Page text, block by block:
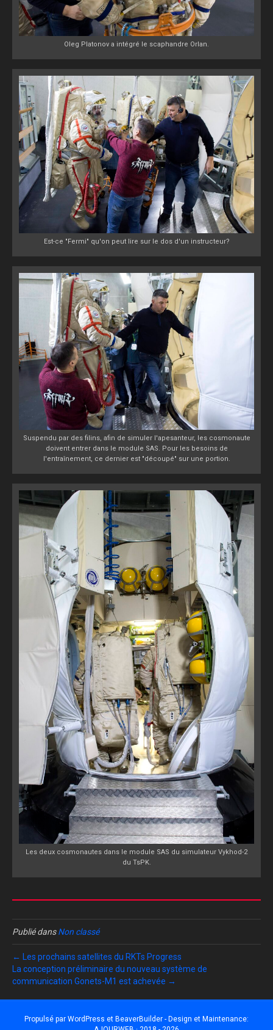
Oleg Platonov a intégré le scaphandre Orlan.
Est-ce "Fermi" qu'on peut lire sur le dos d'un instructeur?
Suspendu par des filins, afin de simuler l'apesanteur, les cosmonaute
doivent entrer dans le module SAS. Pour les besoins de
l'entraînement, ce dernier est "découpé" sur une portion.
Les deux cosmonautes dans le module SAS du simulateur Vykhod-2
du TsPK.
Publié dansNon classé
← Les prochains satellites du RKTs Progress
La conception préliminaire du nouveau système de
communication Gonets-M1 est achevée →
Propulsé par WordPress et BeaverBuilder - Design et Maintenance: